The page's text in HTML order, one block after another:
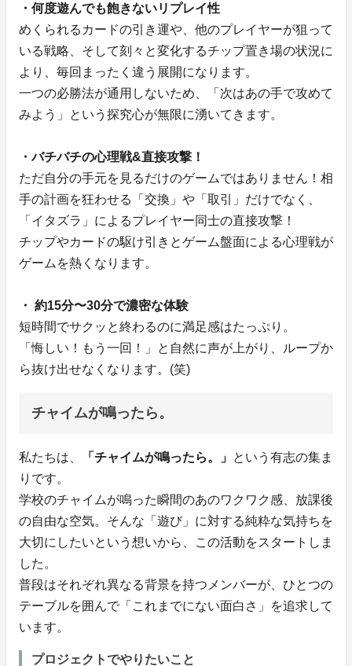
・何度遊んでも飽きないリプレイ性
めくられるカードの引き運や、他のプレイヤーが狙って
いる戦略、そして刻々と変化するチップ置き場の状況に
より、毎回まったく違う展開になります。
一つの必勝法が通用しないため、「次はあの手で攻めて
みよう」という探究心が無限に湧いてきます。
・バチバチの心理戦&直接攻撃！
ただ自分の手元を見るだけのゲームではありません！相
手の計画を狂わせる「交換」や「取引」だけでなく、
「イタズラ」によるプレイヤー同士の直接攻撃！
チップやカードの駆け引きとゲーム盤面による心理戦が
ゲームを熱くなります。
・ 約15分〜30分で濃密な体験
短時間でサクッと終わるのに満足感はたっぷり。
「悔しい！もう一回！」と自然に声が上がり、ループか
ら抜け出せなくなります。(笑)
チャイムが鳴ったら。
私たちは、 「チャイムが鳴ったら。」 という有志の集ま
りです。
学校のチャイムが鳴った瞬間のあのワクワク感、放課後
の自由な空気。そんな「遊び」に対する純粋な気持ちを
大切にしたいという想いから、この活動をスタートしま
した。
​普段はそれぞれ異なる背景を持つメンバーが、ひとつの
テーブルを囲んで「これまでにない面白さ」を追求して
います。
プロジェクトでやりたいこと